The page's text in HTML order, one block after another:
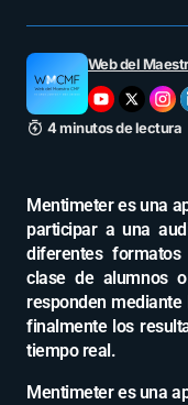
Web del
4 minutos de lectura
Mentimeter es una
participar a una
diferentes
clase de alumnos
responden mediante
finalmente los
tiempo real.
Mentimeter es una